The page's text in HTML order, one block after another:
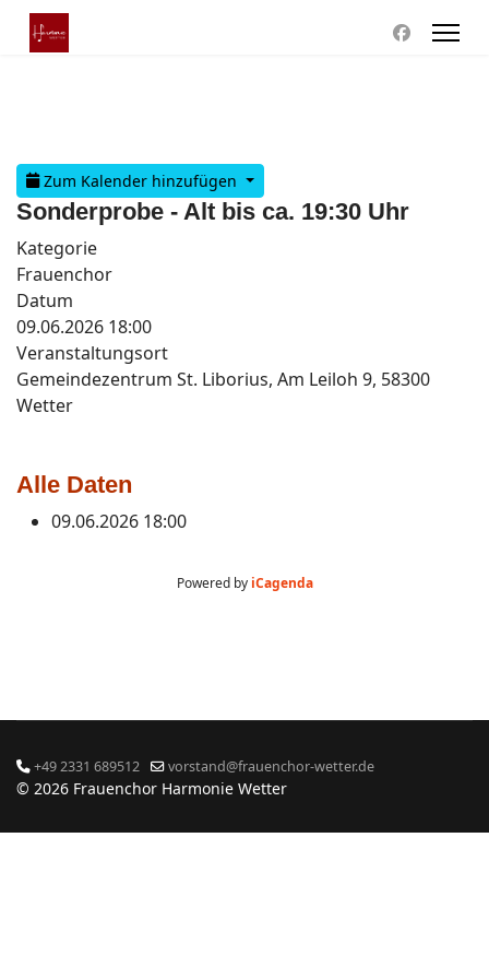
Zum Kalender hinzufügen
Sonderprobe - Alt bis ca. 19:30 Uhr
Kategorie
Frauenchor
Datum
09.06.2026 18:00
Veranstaltungsort
Gemeindezentrum St. Liborius, Am Leiloh 9, 58300
Wetter
Alle Daten
09.06.2026 18:00
Powered by iCagenda
+49 2331 689512 vorstand@frauenchor-wetter.de
© 2026 Frauenchor Harmonie Wetter